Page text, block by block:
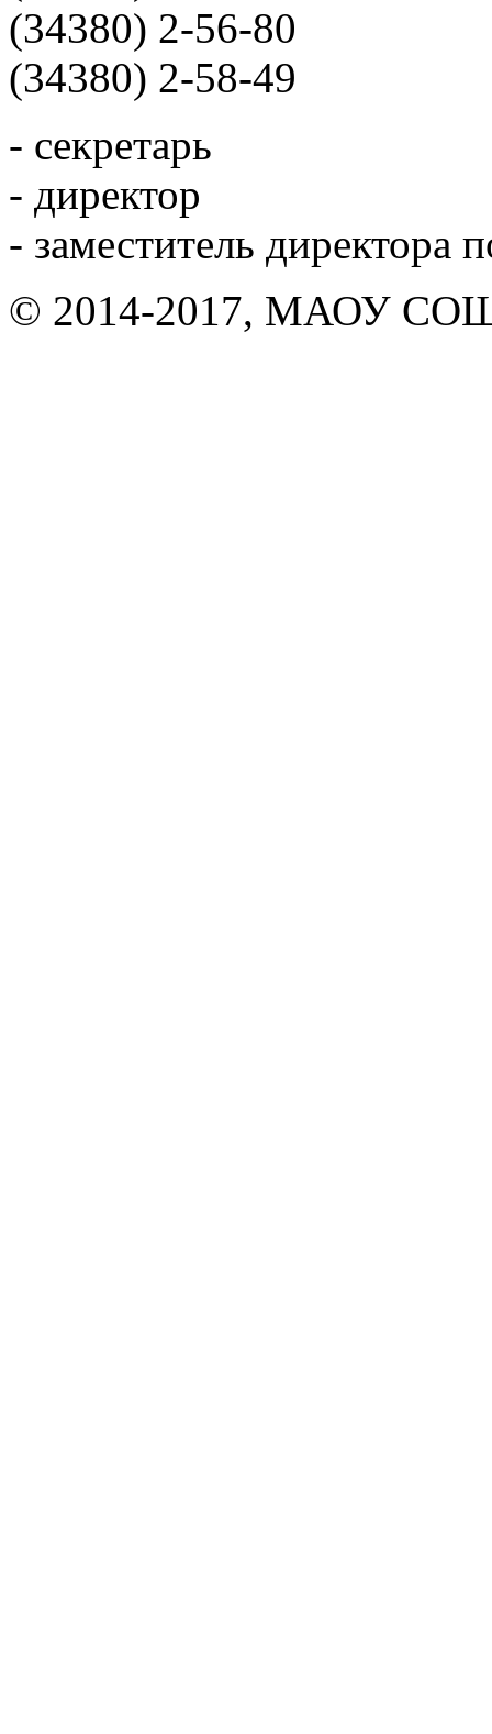
(34380) 2-56-80
(34380) 2-58-49
- секретарь
- директор
- заместитель директора
© 2014-2017, МАОУ СОШ